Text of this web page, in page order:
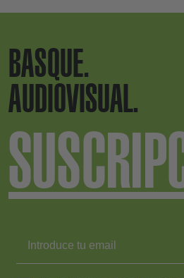
BASQUE.
AUDIOVISUAL.